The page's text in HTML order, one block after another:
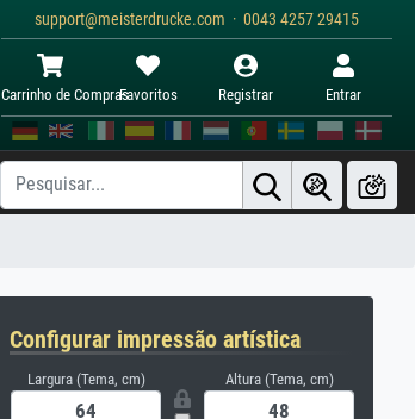
support@meisterdrucke.com · 0043 4257 29415
Carrinho de ComprasFavoritos Registrar Entrar
Configurar impressão artística
Largura (Tema, cm) Altura (Tema, cm)